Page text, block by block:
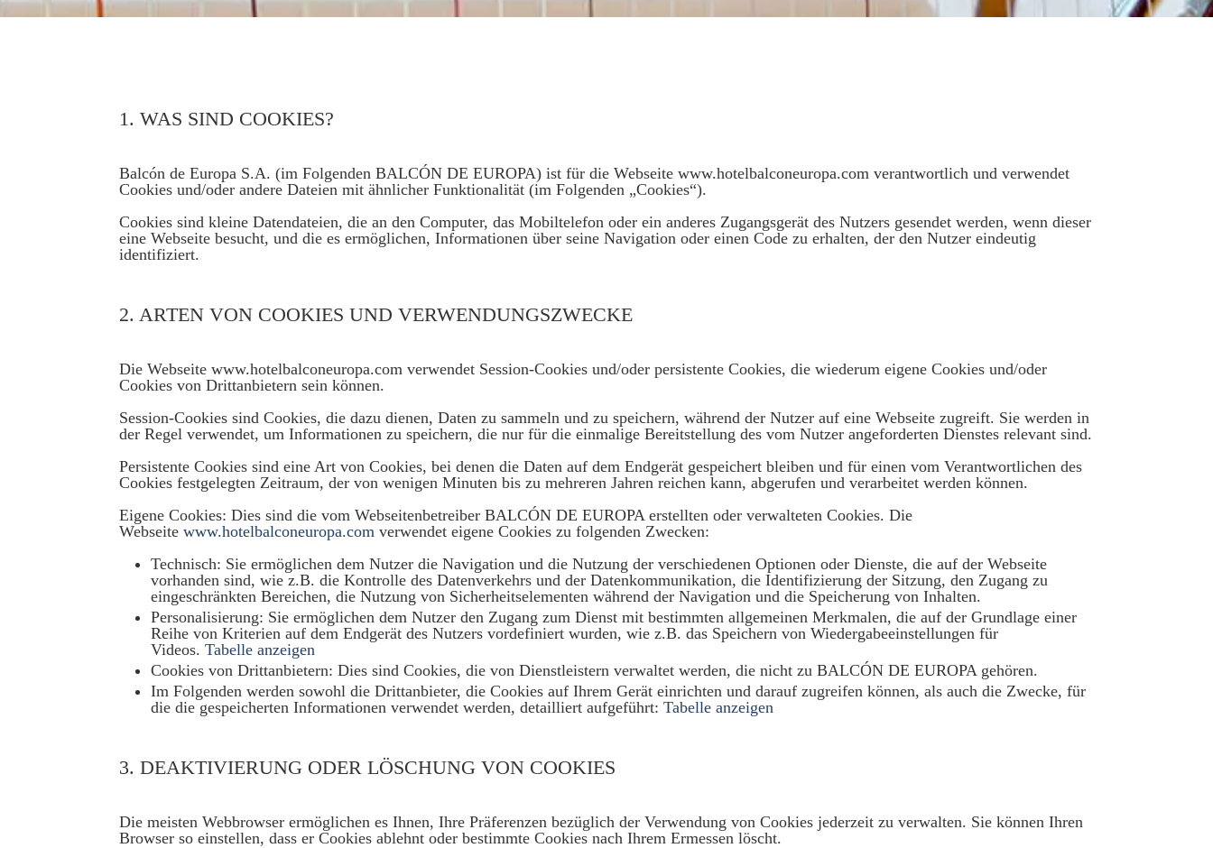
1. WAS SIND COOKIES?
Balcón de Europa S.A. (im Folgenden BALCÓN DE EUROPA) ist für die Webseite www.hotelbalconeuropa.com verantwortlich und verwendet
Cookies und/oder andere Dateien mit ähnlicher Funktionalität (im Folgenden „Cookies“).
Cookies sind kleine Datendateien, die an den Computer, das Mobiltelefon oder ein anderes Zugangsgerät des Nutzers gesendet werden, wenn dieser
eine Webseite besucht, und die es ermöglichen, Informationen über seine Navigation oder einen Code zu erhalten, der den Nutzer eindeutig
identifiziert.
2. ARTEN VON COOKIES UND VERWENDUNGSZWECKE
Die Webseite www.hotelbalconeuropa.com verwendet Session-Cookies und/oder persistente Cookies, die wiederum eigene Cookies und/oder
Cookies von Drittanbietern sein können.
Session-Cookies sind Cookies, die dazu dienen, Daten zu sammeln und zu speichern, während der Nutzer auf eine Webseite zugreift. Sie werden in
der Regel verwendet, um Informationen zu speichern, die nur für die einmalige Bereitstellung des vom Nutzer angeforderten Dienstes relevant sind.
Persistente Cookies sind eine Art von Cookies, bei denen die Daten auf dem Endgerät gespeichert bleiben und für einen vom Verantwortlichen des
Cookies festgelegten Zeitraum, der von wenigen Minuten bis zu mehreren Jahren reichen kann, abgerufen und verarbeitet werden können.
Eigene Cookies: Dies sind die vom Webseitenbetreiber BALCÓN DE EUROPA erstellten oder verwalteten Cookies. Die
Webseite www.hotelbalconeuropa.com verwendet eigene Cookies zu folgenden Zwecken:
Technisch: Sie ermöglichen dem Nutzer die Navigation und die Nutzung der verschiedenen Optionen oder Dienste, die auf der Webseite
vorhanden sind, wie z.B. die Kontrolle des Datenverkehrs und der Datenkommunikation, die Identifizierung der Sitzung, den Zugang zu
eingeschränkten Bereichen, die Nutzung von Sicherheitselementen während der Navigation und die Speicherung von Inhalten.
Personalisierung: Sie ermöglichen dem Nutzer den Zugang zum Dienst mit bestimmten allgemeinen Merkmalen, die auf der Grundlage einer
Reihe von Kriterien auf dem Endgerät des Nutzers vordefiniert wurden, wie z.B. das Speichern von Wiedergabeeinstellungen für
Videos. Tabelle anzeigen
Cookies von Drittanbietern: Dies sind Cookies, die von Dienstleistern verwaltet werden, die nicht zu BALCÓN DE EUROPA gehören.
Im Folgenden werden sowohl die Drittanbieter, die Cookies auf Ihrem Gerät einrichten und darauf zugreifen können, als auch die Zwecke, für
die die gespeicherten Informationen verwendet werden, detailliert aufgeführt: Tabelle anzeigen
3. DEAKTIVIERUNG ODER LÖSCHUNG VON COOKIES
Die meisten Webbrowser ermöglichen es Ihnen, Ihre Präferenzen bezüglich der Verwendung von Cookies jederzeit zu verwalten. Sie können Ihren
Browser so einstellen, dass er Cookies ablehnt oder bestimmte Cookies nach Ihrem Ermessen löscht.